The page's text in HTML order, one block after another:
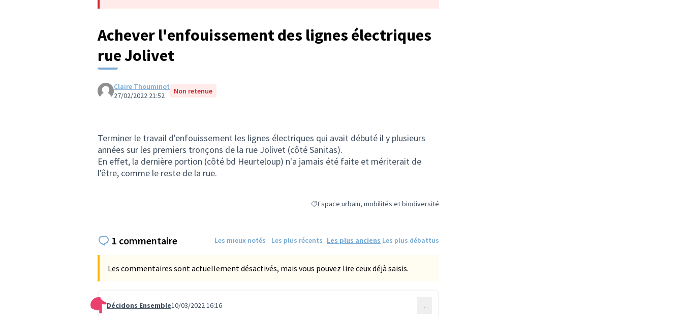
Achever l'enfouissement des lignes électriques
rue Jolivet
Claire Thouminot
27/02/2022 21:52
Non retenue
Terminer le travail d'enfouissement les lignes électriques qui avait débuté il y plusieurs
années sur les premiers tronçons de la rue Jolivet (côté Sanitas).
En effet, la dernière portion (côté bd Heurteloup) n'a jamais été faite et mériterait de
l'être, comme le reste de la rue.
Filtrer les résultats de la catégorie : Espace urbain, mobilités et biodiversité
Espace urbain, mobilités et biodiversité
1 commentaire Les mieux notés Les plus récents Les plus anciens Les plus débattus
Les commentaires sont actuellement désactivés, mais vous pouvez lire ceux déjà saisis.
Commentaire 233
Décidons Ensemble10/03/2022 16:16 …